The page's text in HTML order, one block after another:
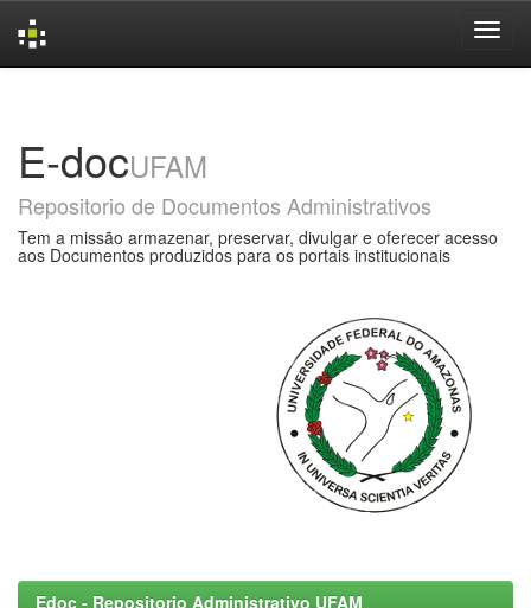
E-docUFAM
Repositorio de Documentos Administrativos
Tem a missão armazenar, preservar, divulgar e oferecer acesso
aos Documentos produzidos para os portais institucionais
Edoc - Repositorio Administrativo UFAM